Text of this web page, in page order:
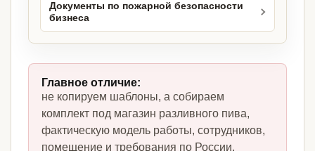
Документы по пожарной безопасности
бизнеса
Главное отличие:
не копируем шаблоны, а собираем
комплект под магазин разливного пива,
фактическую модель работы, сотрудников,
помещение и требования по России.